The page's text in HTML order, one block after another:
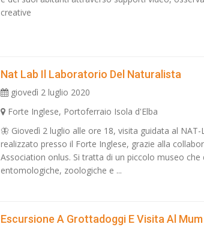
creative
Nat Lab Il Laboratorio Del Naturalista
giovedì 2 luglio 2020
Forte Inglese, Portoferraio Isola d'Elba
🦋 Giovedì 2 luglio alle ore 18, visita guidata al
realizzato presso il Forte Inglese, grazie alla
Association onlus. Si tratta di un piccolo museo che
entomologiche, zoologiche e ...
Escursione A Grottadoggi E Visita Al Mum